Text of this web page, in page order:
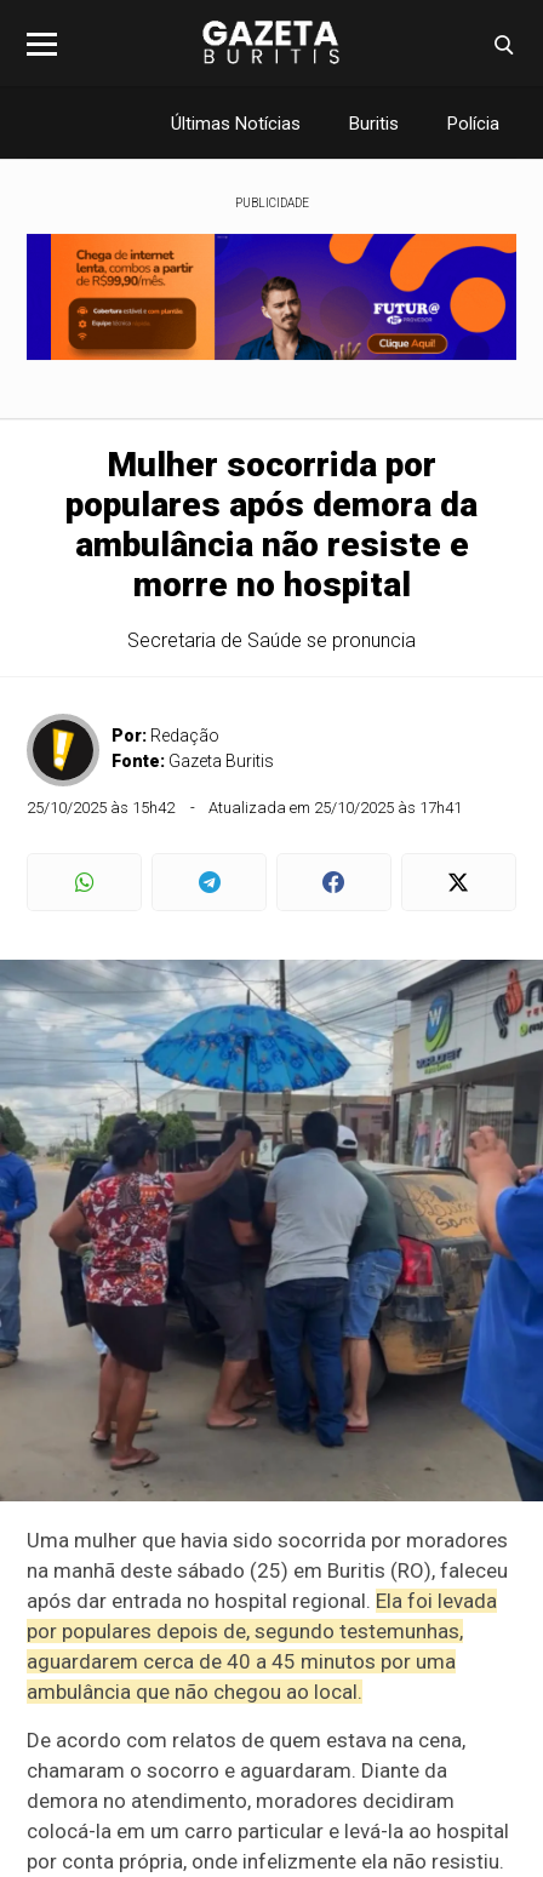
Últimas Notícias Buritis Polícia
PUBLICIDADE
Mulher socorrida por
populares após demora da
ambulância não resiste e
morre no hospital
Secretaria de Saúde se pronuncia
Por: Redação
Fonte: Gazeta Buritis
25/10/2025 às 15h42 Atualizada em 25/10/2025 às 17h41
Uma mulher que havia sido socorrida por moradores
na manhã deste sábado (25) em Buritis (RO), faleceu
após dar entrada no hospital regional. Ela foi levada
por populares depois de, segundo testemunhas,
aguardarem cerca de 40 a 45 minutos por uma
ambulância que não chegou ao local.
De acordo com relatos de quem estava na cena,
chamaram o socorro e aguardaram. Diante da
demora no atendimento, moradores decidiram
colocá-la em um carro particular e levá-la ao hospital
por conta própria, onde infelizmente ela não resistiu.